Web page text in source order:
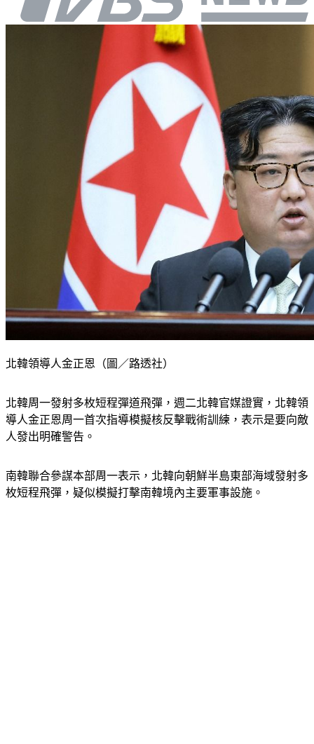
北韓周一發射多枚短程彈道飛彈，週二北韓官媒證實，北韓領
導人金正恩周一首次指導模擬核反擊戰術訓練，表示是要向敵
南韓聯合參謀本部周一表示，北韓向朝鮮半島東部海域發射多